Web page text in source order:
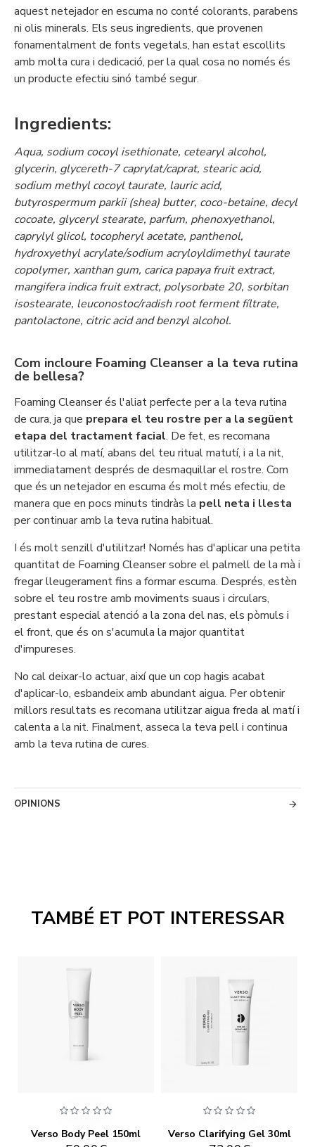
TAMBÉ ET POT INTERESSAR
Verso Body Peel 150ml Verso Clarifying Gel 30ml
aquest neteja­dor en escuma no conté colorants, parabens
ni olis minerals. Els seus ingredients, que provenen
fonamentalment de fonts vegetals, han estat escollits
amb molta cura i dedicació, per la qual cosa no només és
un producte efectiu sinó també segur.
Ingredients:
Aqua, sodium cocoyl isethionate, cetearyl alcohol,
glycerin, glycereth-7 caprylat/caprat, stearic acid,
sodium methyl cocoyl taurate, lauric acid,
butyrospermum parkii (shea) butter, coco-betaine, decyl
cocoate, glyceryl stearate, parfum, phenoxyethanol,
caprylyl glicol, tocopheryl acetate, panthenol,
hydroxyethyl acrylate/sodium acryloyldimethyl taurate
copolymer, xanthan gum, carica papaya fruit extract,
mangifera indica fruit extract, polysorbate 20, sorbitan
isostearate, leuconostoc/radish root ferment fíltrate,
pantolactone, citric acid and benzyl alcohol.
Com incloure Foaming Cleanser a la teva rutina
de bellesa?
Foaming Cleanser és l'aliat perfecte per a la teva rutina
de cura, ja que prepara el teu rostre per a la següent
etapa del tractament facial. De fet, es recomana
utilitzar-lo al matí, abans del teu ritual matutí, i a la nit,
immediatament després de desmaquillar el rostre. Com
que és un neteja­dor en escuma és molt més efectiu, de
manera que en pocs minuts tindràs la pell neta i llesta
per continuar amb la teva rutina habitual.
I és molt senzill d'utilitzar! Només has d'aplicar una petita
quantitat de Foaming Cleanser sobre el palmell de la mà i
fregar lleugerament fins a formar escuma. Després, estèn
sobre el teu rostre amb moviments suaus i circulars,
prestant especial atenció a la zona del nas, els pòmuls i
el front, que és on s'acumula la major quantitat
d'impureses.
No cal deixar-lo actuar, així que un cop hagis acabat
d'aplicar-lo, esbandeix amb abundant aigua. Per obtenir
millors resultats es recomana utilitzar aigua freda al matí i
calenta a la nit. Finalment, asseca la teva pell i continua
amb la teva rutina de cures.
OPINIONS